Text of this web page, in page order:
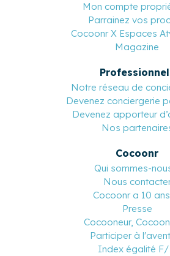
Mon compte
Parrainez vos
Cocoonr X Espaces
Magazine
Notre réseau de
Devenez conciergerie
Devenez apporteur
Nos
Cocoonr
Qui sommes-
Nous
Cocoonr a 10
Presse
Cocooneur,
Participer à
Index égalité